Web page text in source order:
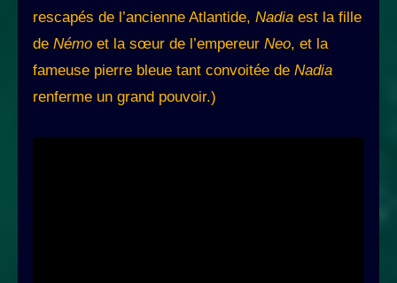
rescapés de l’ancienne Atlantide, Nadia est la fille
de Némo et la sœur de l’empereur Neo, et la
fameuse pierre bleue tant convoitée de Nadia
renferme un grand pouvoir.)